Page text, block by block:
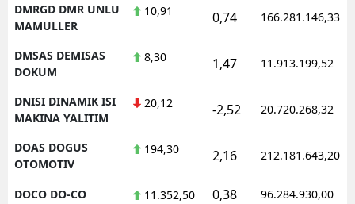
DMRGD DMR UNLU
MAMULLER
10,91 0,74 166.281.146,33
DMSAS DEMISAS
DOKUM
8,30 1,47 11.913.199,52
DNISI DINAMIK ISI
MAKINA YALITIM
20,12 -2,52 20.720.268,32
DOAS DOGUS
OTOMOTIV
194,30 2,16 212.181.643,20
DOCO DO-CO 11.352,50 0,38 96.284.930,00